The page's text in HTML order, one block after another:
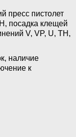
пресс пистолет
посадка клещей
V, VP, U, TH,
наличие
к